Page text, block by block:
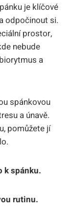
je klíčové
odpočinout si.
prostor,
nebude
a
spánkovou
a únavě.
pomůžete jí
k spánku.
rutinu.